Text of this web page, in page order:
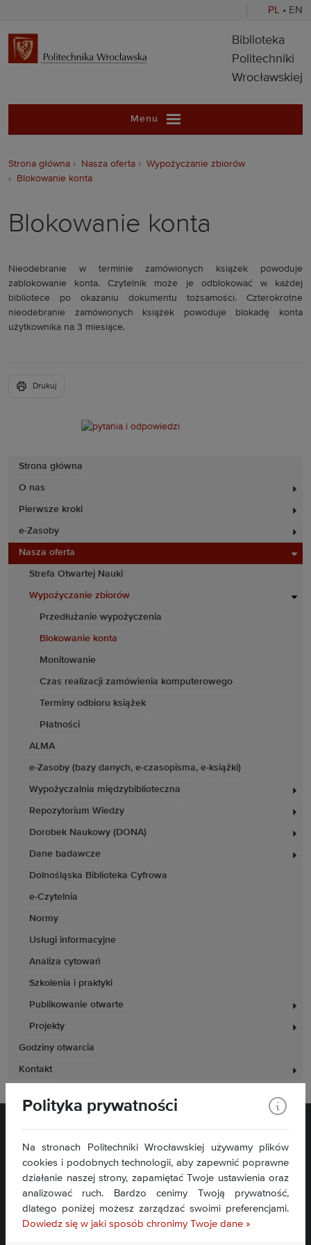
PL • EN
Biblioteka
Biblioteka
Politechniki
Wrocławskiej
Menu
Strona główna
O nas
Pierwsze kroki
e-Zasoby
Nasza oferta
Strefa Otwartej Nauki
Wypożyczanie zbiorów
Przedłużanie wypożyczenia
Blokowanie konta
Monitowanie
Czas realizacji zamówienia komputerowego
Terminy odbioru książek
Płatności
ALMA
e-Zasoby (bazy danych, e-czasopisma, e-książki)
Wypożyczalnia międzybiblioteczna
Repozytorium Wiedzy
Dorobek Naukowy (DONA)
Dane badawcze
Dolnośląska Biblioteka Cyfrowa
e-Czytelnia
Normy
Usługi informacyjne
Analiza cytowań
Szkolenia i praktyki
Publikowanie otwarte
Projekty
Godziny otwarcia
Kontakt
Strona główna Nasza oferta
Wypożyczanie zbiorów
Blokowanie konta
Blokowanie konta
Nieodebranie w terminie zamówionych książek powoduje
zablokowanie konta. Czytelnik może je odblokować w każdej
bibliotece po okazaniu dokumentu tożsamości. Czterokrotne
nieodebranie zamówionych książek powoduje blokadę konta
użytkownika na 3 miesiące.
Drukuj
Plac Grunwaldzki 11
50-377 Wrocław
Deklaracja dostępności
Polityka prywatności
Na stronach Politechniki Wrocławskiej używamy plików
cookies i podobnych technologii, aby zapewnić poprawne
działanie naszej strony, zapamiętać Twoje ustawienia oraz
analizować ruch. Bardzo cenimy Twoją prywatność,
dlatego poniżej możesz zarządzać swoimi preferencjami.
Dowiedz się w jaki sposób chronimy Twoje dane »